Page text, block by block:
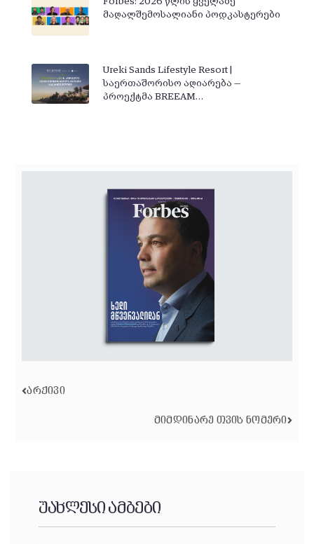
მაღალშემოსალიანი პოდკასტერები
Ureki Sands Lifestyle Resort |
საერთაშორისო აღიარება —
პროექტმა BREEAM…
ᲐᲠᲥᲘᲕᲘ
ᲛᲘᲛᲓᲘᲜᲐᲠᲔ ᲗᲕᲘᲡ ᲜᲝᲛᲔᲠᲘ
უახლესი ამბები